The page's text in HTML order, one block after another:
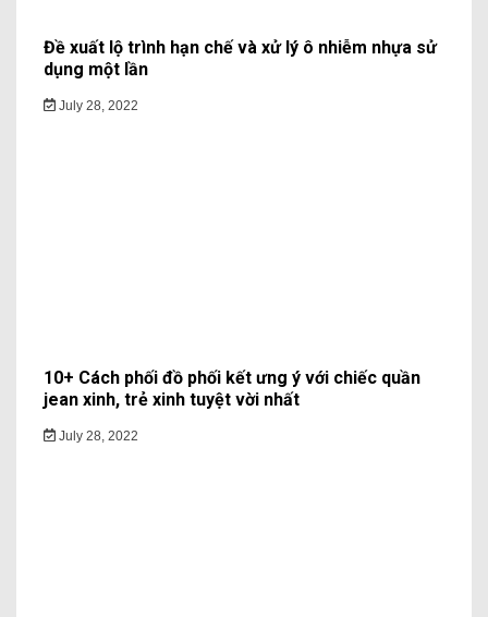
Đề xuất lộ trình hạn chế và xử lý ô nhiễm nhựa sử
dụng một lần
July 28, 2022
10+ Cách phối đồ phối kết ưng ý với chiếc quần
jean xinh, trẻ xinh tuyệt vời nhất
July 28, 2022